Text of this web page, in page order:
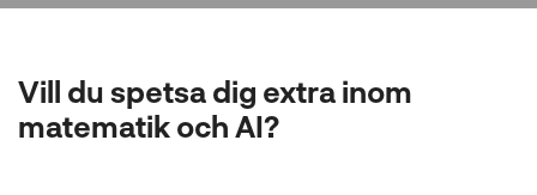
Vill du spetsa dig extra inom
matematik och AI?